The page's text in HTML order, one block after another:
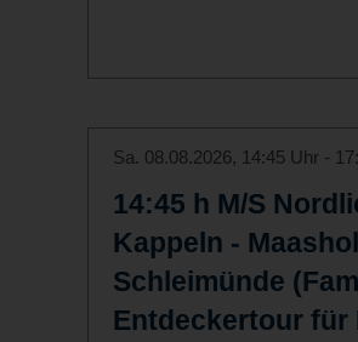
Sa. 08.08.2026, 14:45 Uhr -
14:45 h M/S
Kappeln -
Schleimünde
Entdeckertour für